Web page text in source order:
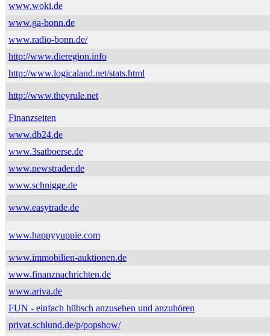
www.woki.de
www.ga-bonn.de
www.radio-bonn.de/
http://www.dieregion.info
http://www.logicaland.net/stats.html
http://www.theyrule.net
Finanzseiten
www.db24.de
www.3satboerse.de
www.newstrader.de
www.schnigge.de
www.easytrade.de
www.happyyuppie.com
www.immobilien-auktionen.de
www.finanznachrichten.de
www.ariva.de
FUN - einfach hübsch anzusehen und anzuhören
privat.schlund.de/p/popshow/